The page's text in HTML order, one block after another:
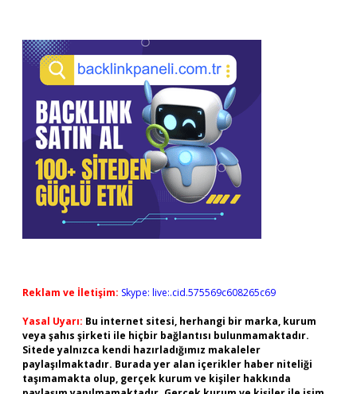
Reklam ve İletişim: Skype: live:.cid.575569c608265c69
Yasal Uyarı: Bu internet sitesi, herhangi bir marka, kurum
veya şahıs şirketi ile hiçbir bağlantısı bulunmamaktadır.
Sitede yalnızca kendi hazırladığımız makaleler
paylaşılmaktadır. Burada yer alan içerikler haber niteliği
taşımamakta olup, gerçek kurum ve kişiler hakkında